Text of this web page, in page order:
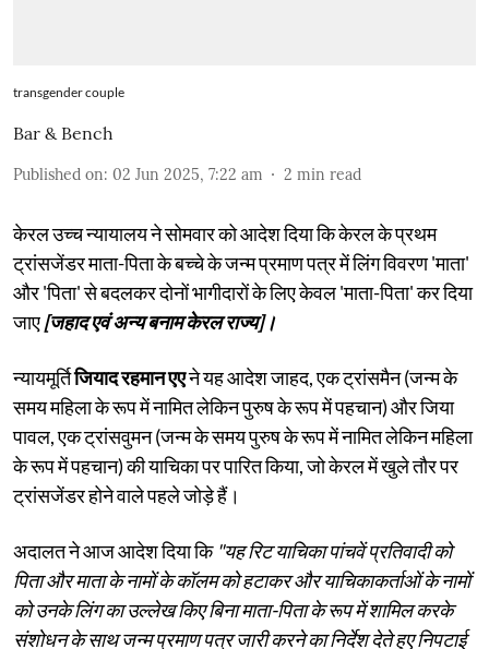
transgender couple
Bar & Bench
Published on: 02 Jun 2025, 7:22 am 2 min read
केरल उच्च न्यायालय ने सोमवार को आदेश दिया कि केरल के प्रथम
ट्रांसजेंडर माता-पिता के बच्चे के जन्म प्रमाण पत्र में लिंग विवरण 'माता'
और 'पिता' से बदलकर दोनों भागीदारों के लिए केवल 'माता-पिता' कर दिया
जाए[जहाद एवं अन्य बनाम केरल राज्य]।
न्यायमूर्तिजियाद रहमान एएने यह आदेश जाहद, एक ट्रांसमैन (जन्म के
समय महिला के रूप में नामित लेकिन पुरुष के रूप में पहचान) और जिया
पावल, एक ट्रांसवुमन (जन्म के समय पुरुष के रूप में नामित लेकिन महिला
के रूप में पहचान) की याचिका पर पारित किया, जो केरल में खुले तौर पर
ट्रांसजेंडर होने वाले पहले जोड़े हैं।
अदालत ने आज आदेश दिया कि "यह रिट याचिका पांचवें प्रतिवादी को
पिता और माता के नामों के कॉलम को हटाकर और याचिकाकर्ताओं के नामों
को उनके लिंग का उल्लेख किए बिना माता-पिता के रूप में शामिल करके
संशोधन के साथ जन्म प्रमाण पत्र जारी करने का निर्देश देते हुए निपटाई